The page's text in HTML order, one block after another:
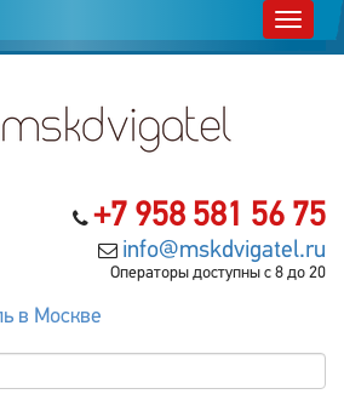
+7 958 581 56 75
info@mskdvigatel.ru
Операторы доступны с 8 до 20
в Москве